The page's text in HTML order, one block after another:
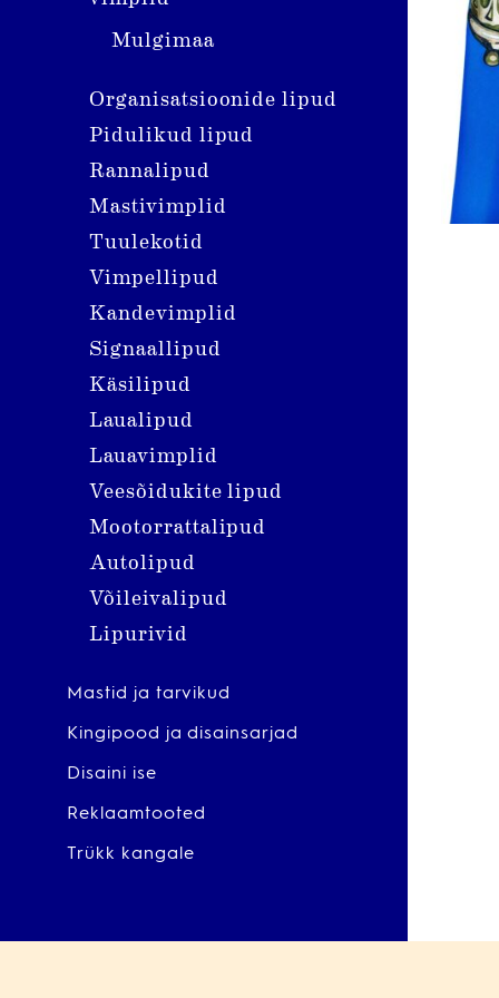
Mulgimaa
Organisatsioonide lipud
Pidulikud lipud
Rannalipud
Mastivimplid
Tuulekotid
Vimpellipud
Kandevimplid
Signaallipud
Käsilipud
Laualipud
Lauavimplid
Veesõidukite lipud
Mootorrattalipud
Autolipud
Võileivalipud
Lipurivid
Mastid ja tarvikud
Kingipood ja disainsarjad
Disaini ise
Reklaamtooted
Trükk kangale